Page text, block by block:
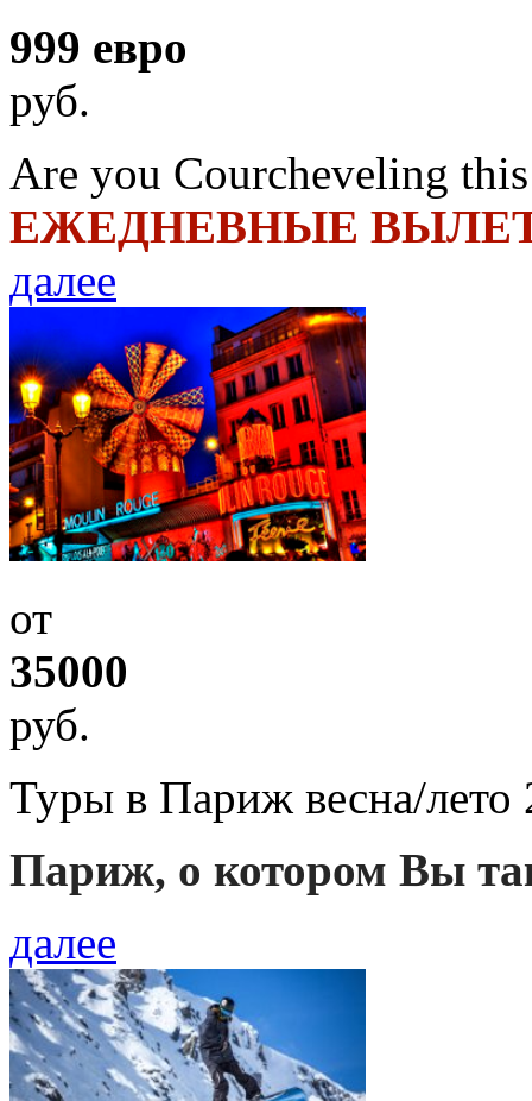
999 евро
руб.
Are you Courcheveling
ЕЖЕДНЕВНЫЕ
далее
от
35000
руб.
Туры в Париж весна/лето
Париж, о котором Вы
далее